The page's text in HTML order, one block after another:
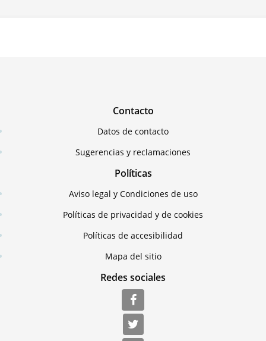
Contacto
Datos de contacto
Sugerencias y reclamaciones
Políticas
Aviso legal y Condiciones de uso
Políticas de privacidad y de cookies
Políticas de accesibilidad
Mapa del sitio
Redes sociales